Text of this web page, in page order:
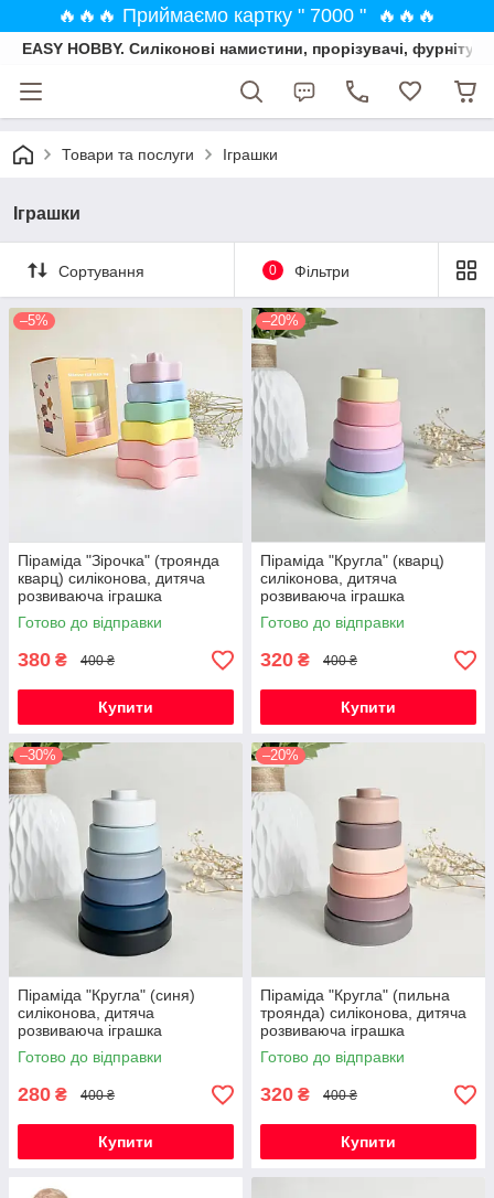
🔥🔥🔥 Приймаємо картку " 7000 " 🔥🔥🔥
EASY HOBBY. Силіконові намистини, прорізувачі,
Товари та послуги Іграшки
Іграшки
Сортування 0 Фільтри
–5%
Піраміда "Зірочка" (троянда
кварц) силіконова, дитяча
розвиваюча іграшка
сенсорна
Готово до відправки
380 ₴ 400 ₴
Купити
–20%
Піраміда "Кругла" (кварц)
силіконова, дитяча
розвиваюча іграшка
сенсорна
Готово до відправки
320 ₴ 400 ₴
Купити
–30%
Піраміда "Кругла" (синя)
силіконова, дитяча
розвиваюча іграшка
сенсорна
Готово до відправки
280 ₴ 400 ₴
Купити
–20%
Піраміда "Кругла" (пильна
троянда) силіконова, дитяча
розвиваюча іграшка
сенсорна
Готово до відправки
320 ₴ 400 ₴
Купити